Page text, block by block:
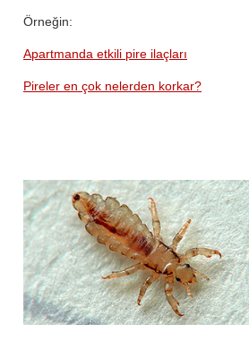
Örneğin:
Apartmanda etkili pire ilaçları
Pireler en çok nelerden korkar?